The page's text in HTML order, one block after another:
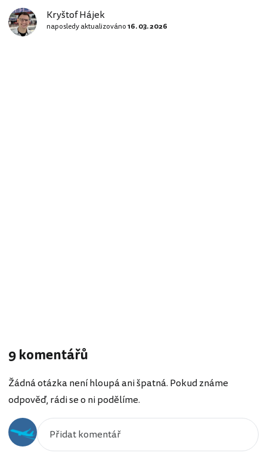
Kryštof Hájek
naposledy aktualizováno16. 03. 2026
9 komentářů
Žádná otázka není hloupá ani špatná. Pokud známe
odpověď, rádi se o ni podělíme.